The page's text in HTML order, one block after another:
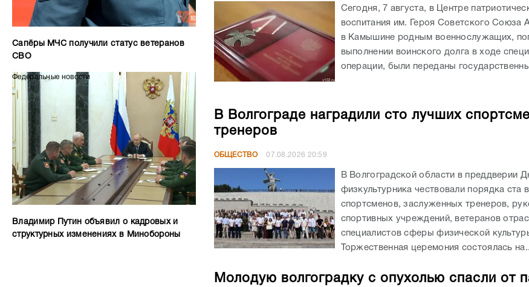
Сапёры МЧС получили статус ветеранов
СВО
Федеральные новости
Владимир Путин объявил о кадровых и
структурных изменениях в Минобороны
Сегодня, 7 августа, в Центре
воспитания им. Героя Советского Союза
в Камышине родным военнослужащих,
выполнении воинского долга в ходе
операции, были переданы
В Волгограде наградили сто лучших
тренеров
ОБЩЕСТВО 07.08.2026 20:59
В Волгоградской области в преддверии
физкультурника чествовали порядка ста
спортсменов, заслуженных тренеров,
спортивных учреждений, ветеранов
специалистов сферы физической
Торжественная церемония состоялась
Молодую волгоградку с опухолью спасли от